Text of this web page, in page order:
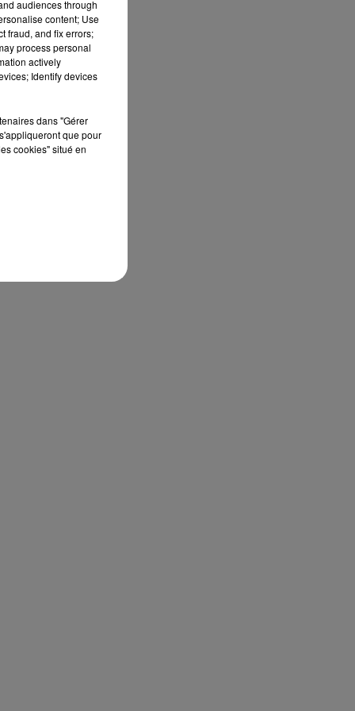
audiences through
content; Use
fraud, and fix errors;
process personal
actively
Identify devices
dans "Gérer
que pour
cookies" situé en